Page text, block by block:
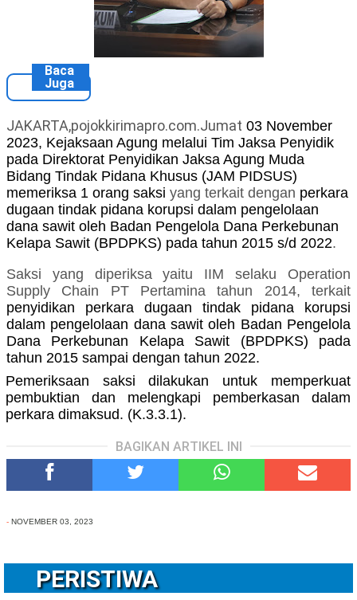
Baca
Juga
JAKARTA,pojokkirimapro.com.Jumat 03 November
2023, Kejaksaan Agung melalui Tim Jaksa Penyidik
pada Direktorat Penyidikan Jaksa Agung Muda
Bidang Tindak Pidana Khusus (JAM PIDSUS)
memeriksa 1 orang saksi yang terkait dengan perkara
dugaan tindak pidana korupsi dalam pengelolaan
dana sawit oleh Badan Pengelola Dana Perkebunan
Kelapa Sawit (BPDPKS) pada tahun 2015 s/d 2022.
Saksi yang diperiksa yaitu IIM selaku Operation
Supply Chain PT Pertamina tahun 2014,terkait
penyidikan perkara dugaan tindak pidana korupsi
dalam pengelolaan dana sawit oleh Badan Pengelola
Dana Perkebunan Kelapa Sawit (BPDPKS) pada
tahun 2015 sampai dengan tahun 2022.
Pemeriksaan saksi dilakukan untuk memperkuat
pembuktian dan melengkapi pemberkasan dalam
perkara dimaksud. (K.3.3.1).
BAGIKAN ARTIKEL INI
- NOVEMBER 03, 2023
PERISTIWA